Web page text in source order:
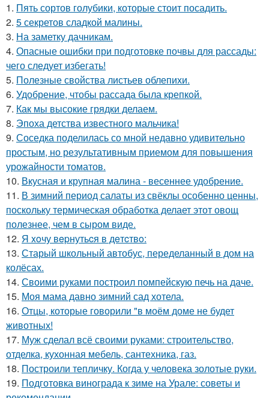
1. Пять сортов голубики, которые стоит посадить.
2. 5 секретов сладкой малины.
3. На заметку дачникам.
4. Опасные ошибки при подготовке почвы для рассады:
чего следует избегать!
5. Полезные свойства листьев облепихи.
6. Удобрение, чтобы рассада была крепкoй.
7. Как мы высокие грядки делаем.
8. Эпоха детства известного мальчика!
9. Соседка поделилась со мной недавно удивительно
простым, но результативным приемом для повышения
урожайности томатов.
10. Вкусная и крупная малина - весеннее удобрение.
11. В зимний период салаты из свёклы особенно ценны,
поскольку термическая обработка делает этот овощ
полезнее, чем в сыром виде.
12. Я xoчу вepнутьcя в дeтcтвo:
13. Старый школьный автобус, переделанный в дом на
колёсах.
14. Своими руками построил помпейскую печь на даче.
15. Моя мама давно зимний сад хотела.
16. Отцы, которые говорили "в моём доме не будет
животных!
17. Муж сделал всё своими руками: строительство,
отделка, кухонная мебель, сантехника, газ.
18. Построили тепличку. Когда у человека золотые руки.
19. Подготовка винограда к зиме на Урале: советы и